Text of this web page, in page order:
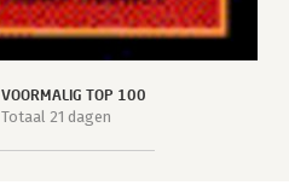
VOORMALIG TOP 100
Totaal 21 dagen